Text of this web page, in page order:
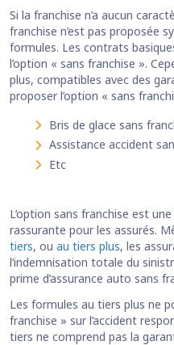
Si la franchise n’a aucun
franchise n’est pas proposée
formules. Les contrats
l’option « sans franchise ».
plus, compatibles avec des
proposer l’option « sans
Bris de glace sans
Assistance accident
Etc
L’option sans franchise est
rassurante pour les assurés.
tiers, ou au tiers plus, les
l’indemnisation totale du
prime d’assurance auto sans
Les formules au tiers plus ne
franchise » sur l’accident
tiers ne comprend pas la